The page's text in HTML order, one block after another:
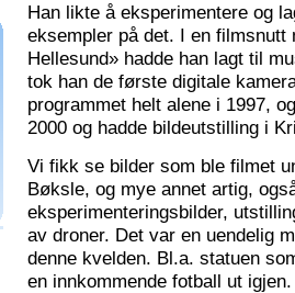
Han likte å eksperimentere og
eksempler på det. I en filmsnutt
Hellesund» hadde han lagt til
tok han de første digitale
programmet helt alene i 1997,
2000 og hadde bildeutstilling i
Vi fikk se bilder som ble filmet
Bøksle, og mye annet artig,
eksperimenteringsbilder,
av droner. Det var en uendelig
denne kvelden. Bl.a. statuen
en innkommende fotball ut igjen.